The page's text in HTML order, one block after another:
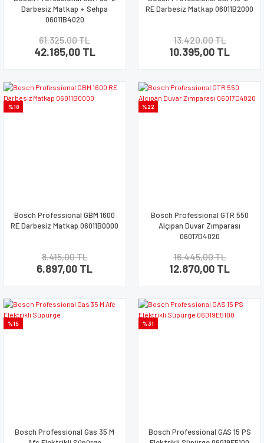
Darbesiz Matkap + Sehpa
06011B4020
61.325,00 TL
42.185,00 TL
RE Darbesiz Matkap 06011B2000
13.420,00 TL
10.395,00 TL
%18
Bosch Professional GBM 1600
RE Darbesiz Matkap 06011B0000
8.415,00 TL
6.897,00 TL
%22
Bosch Professional GTR 550
Alçıpan Duvar Zımparası
06017D4020
16.445,00 TL
12.870,00 TL
%15
Bosch Professional Gas 35 M
%31
Bosch Professional GAS 15 PS